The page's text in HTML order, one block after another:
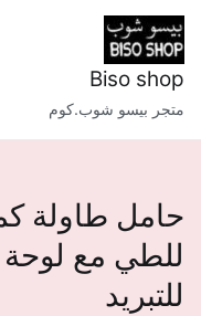
تخطى
إلى
المحتوى
Biso shop
متجر بيسو شوب.كوم
حامل طاولة
للطي مع
للتبريد